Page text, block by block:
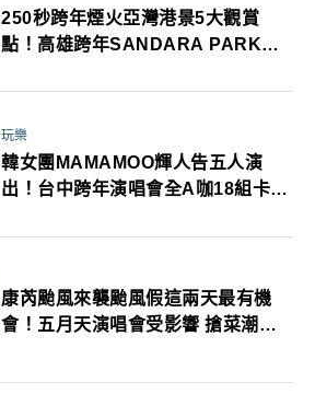
250秒跨年煙火亞灣港景5大觀賞
點！高雄跨年SANDARA PARK告
玩樂
韓女團MAMAMOO輝人告五人演
出！台中跨年演唱會全A咖18組卡司
康芮颱風來襲颱風假這兩天最有機
會！五月天演唱會受影響 搶菜潮再